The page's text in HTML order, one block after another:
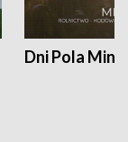
Dni Pola